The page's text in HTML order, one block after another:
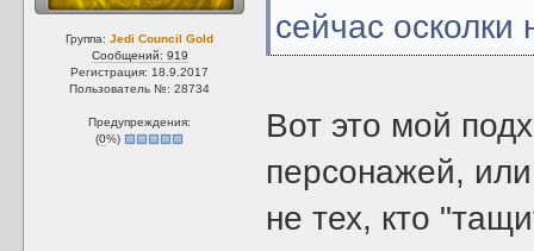
Группа:Jedi Council Gold
Сообщений: 919
Регистрация: 18.9.2017
Пользователь №: 28734
Предупреждения:
(0%)
сейчас
Вот это мой
персонажей,
не тех, кто